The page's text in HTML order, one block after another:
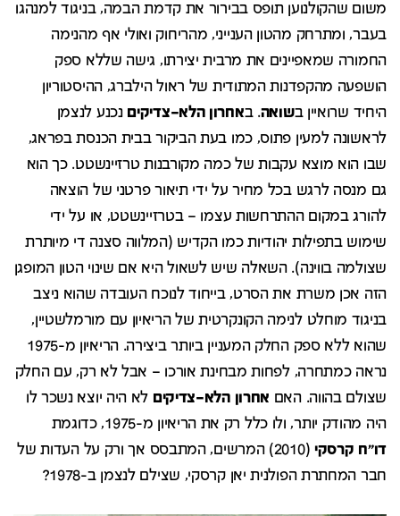
משום שהקולנוען תופס בבירור את קדמת הבמה, בניגוד למנהגו
בעבר, ומתרחק מהטון הענייני, מהריחוק ואולי אף מהנימה
החמורה שמאפיינים את מרבית יצירתו, גישה שללא ספק
הושפעה מהקפדנות המתודית של ראול הילברג, ההיסטוריון
היחיד שרואיין בשואה. באחרוןהלא–צדיקיםנכנע לנצמן
לראשונה למעין פתוס, כמו בעת הביקור בבית הכנסת בפראג,
שבו הוא מוצא עקבות של כמה מקורבנות טרזיינשטט. כך הוא
גם מנסה לרגש בכל מחיר על ידי תיאור פרטני של הוצאה
להורג במקום ההתרחשות עצמו – בטרזיינשטט, או על ידי
שימוש בתפילות יהודיות כמו הקדיש (המלווה סצנה די מיותרת
שצולמה בווינה). השאלה שיש לשאול היא אם שינוי הטון המופגן
הזה אכן משרת את הסרט, בייחוד לנוכח העובדה שהוא ניצב
בניגוד מוחלט לנימה הקונקרטית של הריאיון עם מורמלשטיין,
שהוא ללא ספק החלק המעניין ביותר ביצירה. הריאיון מ-1975
נראה כמתחרה, לפחות מבחינת אורכו – אבל לא רק, עם החלק
שצולם בהווה. האם אחרוןהלא–צדיקים לא היה יוצא נשכר לו
היה מהודק יותר, ולו כלל רק את הריאיון מ-1975, כדוגמת
דו"ח קרסקי
(2010) המרשים, המתבסס אך ורק על העדות של
חבר המחתרת הפולנית יאן קרסקי, שצילם לנצמן ב-1978?